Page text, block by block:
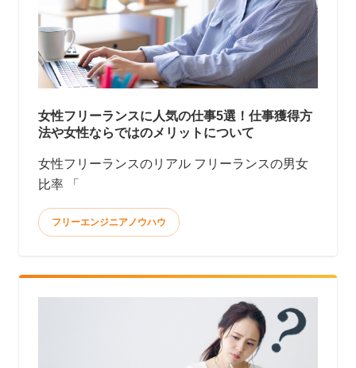
女性フリーランスに人気の仕事5選！仕事獲得方
法や女性ならではのメリットについて
女性フリーランスのリアル フリーランスの男女
比率 「
フリーエンジニアノウハウ